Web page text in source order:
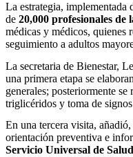
La estrategia, implementada
de 20,000 profesionales de
médicas y médicos, quienes
seguimiento a adultos
La secretaria de Bienestar,
una primera etapa se
generales; posteriormente
triglicéridos y toma de
En una tercera visita,
orientación preventiva e
Servicio Universal de